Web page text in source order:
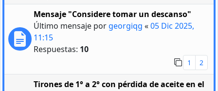
Mensaje "Considere tomar un descanso"
Último mensaje por georgiqg «05 Dic 2025,
11:15
Respuestas: 10
1 2
Tirones de 1° a 2° con pérdida de aceite en el